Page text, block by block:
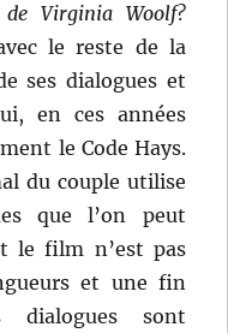
Virginia Woolf?
le reste de la
ses dialogues et
en ces années
le Code Hays.
du couple utilise
que l’on peut
le film n’est pas
et une fin
sont